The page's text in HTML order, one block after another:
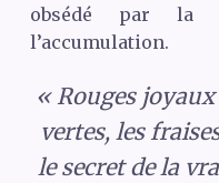
obsédé par la
l’accumulation.
« Rouges
vertes, les
le secret de la